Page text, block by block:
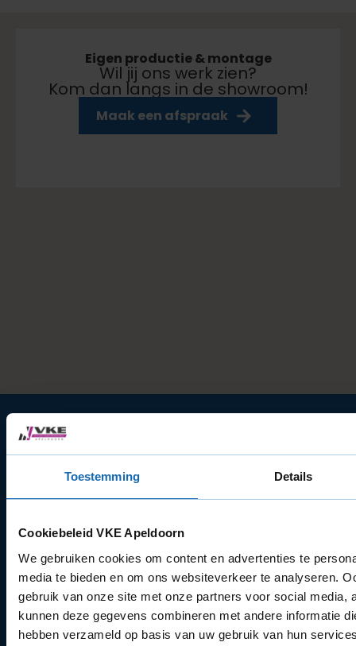
Toestemming Details
Cookiebeleid VKE Apeldoorn
We gebruiken cookies om content en advertenties te
media te bieden en om ons websiteverkeer te analyseren.
gebruik van onze site met onze partners voor social media,
kunnen deze gegevens combineren met andere informatie
hebben verzameld op basis van uw gebruik van hun
Eigen productie & montage
Wil jij ons werk zien?
Kom dan langs in de showroom!
Maak een afspraak
Kantoor
VKE Apeldoorn B.V.
Stadhoudersmolenweg 186
KvK: 69094322
BTW-nummer: NL857730757.B01